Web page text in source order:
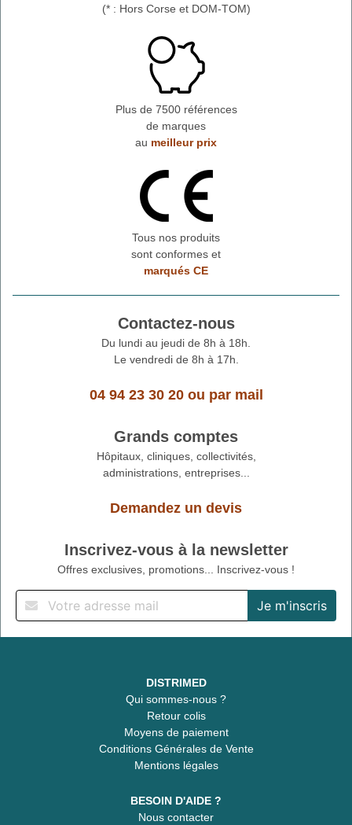
(* : Hors Corse et DOM-TOM)
Plus de 7500 références
de marques
au meilleur prix
Tous nos produits
sont conformes et
marqués CE
Contactez-nous
Du lundi au jeudi de 8h à 18h.
Le vendredi de 8h à 17h.
04 94 23 30 20ou par mail
Grands comptes
Hôpitaux, cliniques, collectivités,
administrations, entreprises...
Demandez un devis
Inscrivez-vous à la newsletter
Offres exclusives, promotions... Inscrivez-vous !
DISTRIMED
Qui sommes-nous ?
Retour colis
Moyens de paiement
Conditions Générales de Vente
Mentions légales
BESOIN D'AIDE ?
Nous contacter